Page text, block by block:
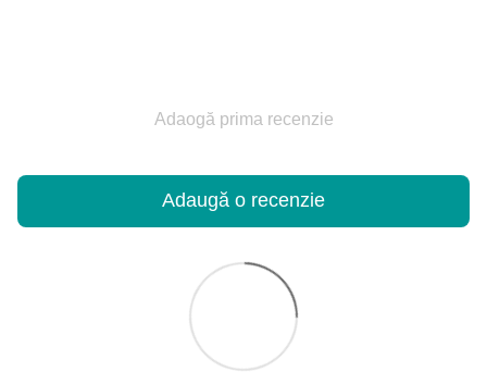
Adaogă prima recenzie
Adaugă o recenzie